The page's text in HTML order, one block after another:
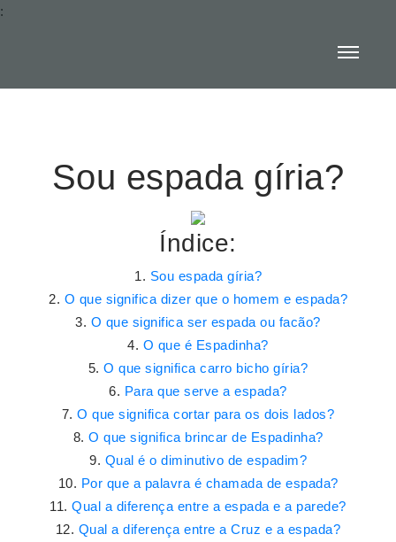
:
Sou espada gíria?
Índice:
Sou espada gíria?
O que significa dizer que o homem e espada?
O que significa ser espada ou facão?
O que é Espadinha?
O que significa carro bicho gíria?
Para que serve a espada?
O que significa cortar para os dois lados?
O que significa brincar de Espadinha?
Qual é o diminutivo de espadim?
Por que a palavra é chamada de espada?
Qual a diferença entre a espada e a parede?
Qual a diferença entre a Cruz e a espada?